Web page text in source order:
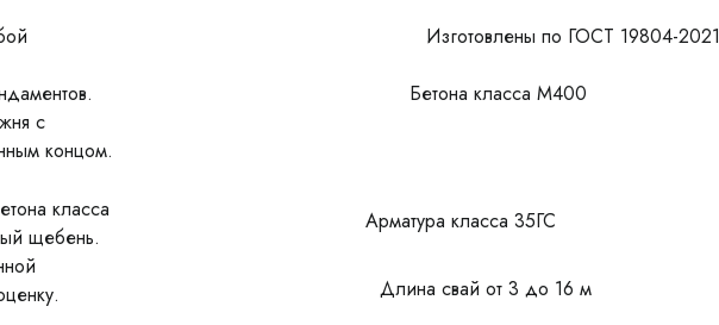
с
концом.
класса
щебень.
Изготовлены по ГОСТ 19804-2021
Бетона класса М400
Арматура класса 35ГС
Длина свай от 3 до 16 м